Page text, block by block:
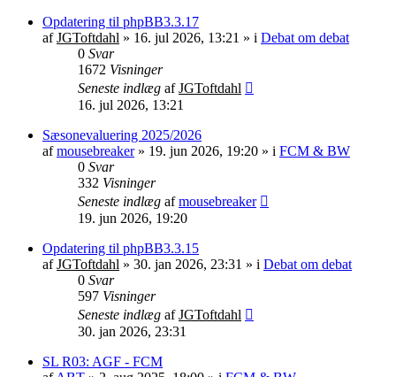
Opdatering til phpBB3.3.17
afJGToftdahl » 16. jul 2026, 13:21 » i Debat om debat
0 Svar
1672 Visninger
Seneste indlæg afJGToftdahl
16. jul 2026, 13:21
Sæsonevaluering 2025/2026
afmousebreaker» 19. jun 2026, 19:20 » i FCM & BW
0 Svar
332 Visninger
Seneste indlæg afmousebreaker
19. jun 2026, 19:20
Opdatering til phpBB3.3.15
afJGToftdahl » 30. jan 2026, 23:31 » i Debat om debat
0 Svar
597 Visninger
Seneste indlæg afJGToftdahl
30. jan 2026, 23:31
SL R03: AGF - FCM